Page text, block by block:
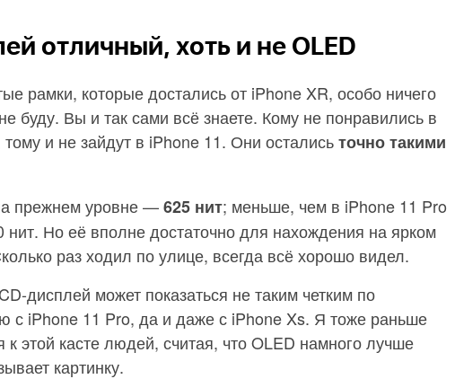
отличный, хоть и не OLED
рамки, которые достались от iPhone XR, особо ничего
буду. Вы и так сами всё знаете. Кому не понравились в
и не зайдут в iPhone 11. Они осталисьточно такими
прежнем уровне —625 нит; меньше, чем в iPhone 11 Pro
нит. Но её вполне достаточно для нахождения на ярком
раз ходил по улице, всегда всё хорошо видел.
дисплей может показаться не таким четким по
с iPhone 11 Pro, да и даже с iPhone Xs. Я тоже раньше
к этой касте людей, считая, что OLED намного лучше
картинку.